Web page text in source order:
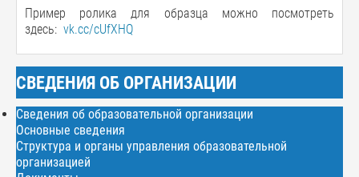
Пример ролика для образца можно посмотреть
здесь: vk.cc/cUfXHQ
СВЕДЕНИЯ ОБ ОРГАНИЗАЦИИ
Сведения об образовательной организации
Основные сведения
Структура и органы управления образовательной
организацией